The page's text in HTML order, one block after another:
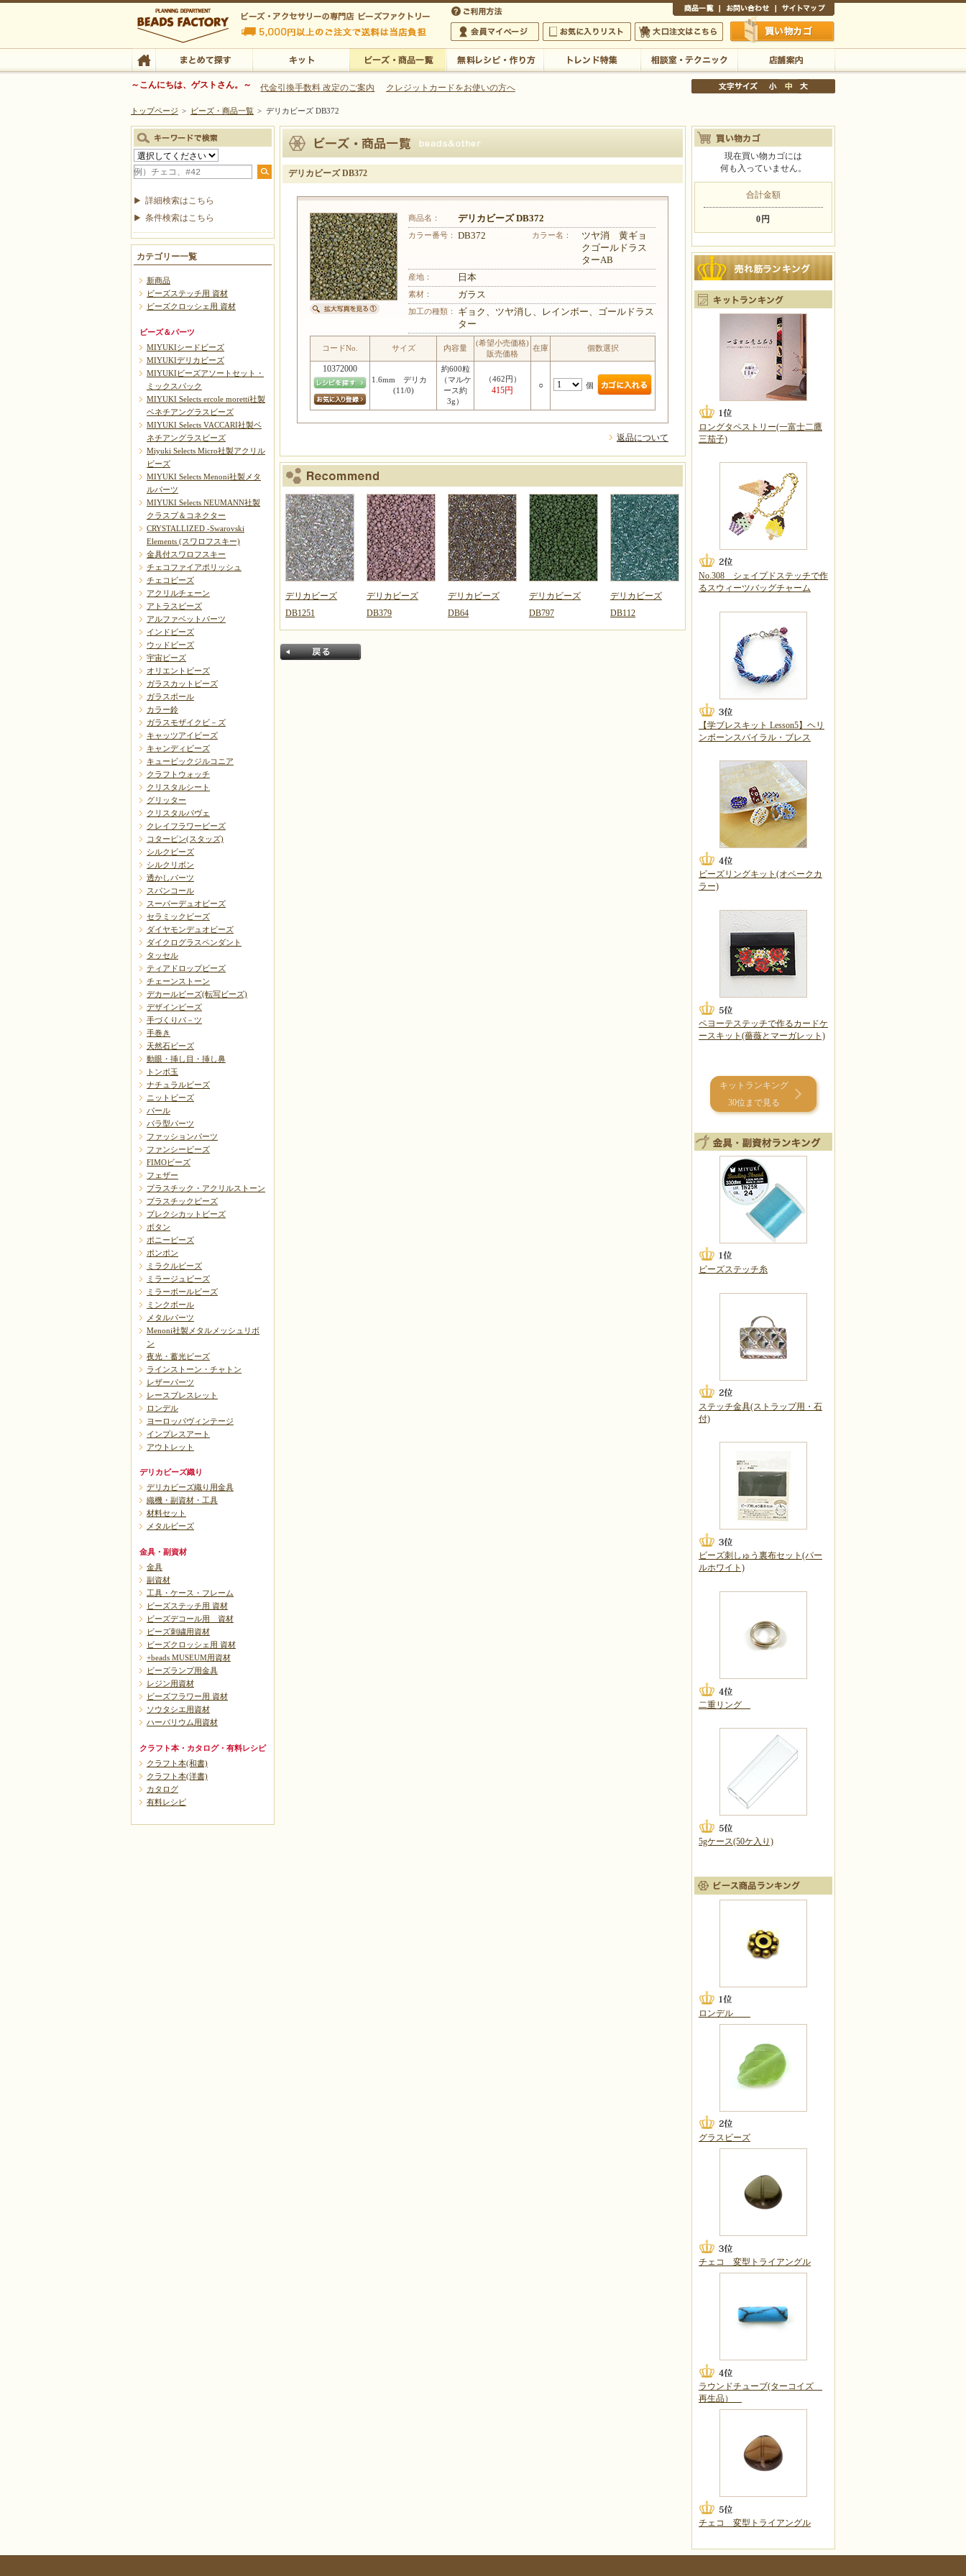
ビーズファクトリー ビーズ・パーツ・金具など・アクセサリーの専門店
ビーズ・アクセサリーの専門店 ビーズファクトリー 5,000円以上のご注文で送料は当店が負担いたします
ビーズ・アクセサリーの専門店 ビーズファクトリー 5,000円以上のご注文で送料は当店が負担いたします
会員マイページ
お気に入りリスト 大口注文はこちら 買い物かご
TOP まとめて探す 店舗案内
～こんにちは、ゲストさん。～ 代金引換手数料 改定のご案内 クレジットカードをお使いの方へ
トップページ > ビーズ・商品一覧 > デリカビーズ DB372
デリカビーズ DB372
商品名： デリカビーズ DB372
カラー番号： DB372 カラー名：
ツヤ消 黄ギョ
クゴールドラス
ターAB
産地： 日本
素材： ガラス
加工の種類：
ギョク、ツヤ消し、レインボー、ゴールドラス
ター
コードNo. サイズ 内容量
(希望小売価格)
販売価格
在庫 個数選択
10372000
1.6mm デリカ
(11/0)
約600粒
（マルケ
ース約
3g）
（462円）
415円 ○ 個
返品について
デリカビーズ
DB1251
デリカビーズ
DB379
デリカビーズ
DB64
デリカビーズ
DB797
デリカビーズ
DB112
詳細検索はこちら
条件検索はこちら
カテゴリー一覧
新商品
ビーズステッチ用 資材
ビーズクロッシェ用 資材
ビーズ＆パーツ
MIYUKIシードビーズ
MIYUKIデリカビーズ
MIYUKIビーズアソートセット・
ミックスパック
MIYUKI Selects ercole moretti社製
ベネチアングラスビーズ
MIYUKI Selects VACCARI社製ベ
ネチアングラスビーズ
Miyuki Selects Micro社製アクリル
ビーズ
MIYUKI Selects Menoni社製メタ
ルパーツ
MIYUKI Selects NEUMANN社製
クラスプ＆コネクター
CRYSTALLIZED -Swarovski
Elements (スワロフスキー)
金具付スワロフスキー
チェコファイアポリッシュ
チェコビーズ
アクリルチェーン
アトラスビーズ
アルファベットパーツ
インドビーズ
ウッドビーズ
宇宙ビーズ
オリエントビーズ
ガラスカットビーズ
ガラスボール
カラー鈴
ガラスモザイクビ－ズ
キャッツアイビーズ
キャンディビーズ
キュービックジルコニア
クラフトウォッチ
クリスタルシート
グリッター
クリスタルパヴェ
クレイフラワービーズ
コターピン(スタッズ)
シルクビーズ
シルクリボン
透かしパーツ
スパンコール
スーパーデュオビーズ
セラミックビーズ
ダイヤモンデュオビーズ
ダイクログラスペンダント
タッセル
ティアドロップビーズ
チェーンストーン
デカールビーズ(転写ビーズ)
デザインビーズ
手づくりパ－ツ
手巻き
天然石ビーズ
動眼・挿し目・挿し鼻
トンボ玉
ナチュラルビーズ
ニットビーズ
パール
バラ型パーツ
ファッションパーツ
ファンシービーズ
FIMOビーズ
フェザー
プラスチック・アクリルストーン
プラスチックビーズ
プレクシカットビーズ
ボタン
ポニービーズ
ポンポン
ミラクルビーズ
ミラージュビーズ
ミラーボールビーズ
ミンクボール
メタルパーツ
Menoni社製メタルメッシュリボ
ン
夜光・蓄光ビーズ
ラインストーン・チャトン
レザーパーツ
レースブレスレット
ロンデル
ヨーロッパヴィンテージ
インプレスアート
アウトレット
デリカビーズ織り
デリカビーズ織り用金具
織機・副資材・工具
材料セット
メタルビーズ
金具・副資材
金具
副資材
工具・ケース・フレーム
ビーズステッチ用 資材
ビーズデコール用 資材
ビーズ刺繍用資材
ビーズクロッシェ用 資材
+beads MUSEUM用資材
ビーズランプ用金具
レジン用資材
ビーズフラワー用 資材
ソウタシエ用資材
ハーバリウム用資材
クラフト本・カタログ・有料レシピ
クラフト本(和書)
クラフト本(洋書)
カタログ
有料レシピ
現在買い物カゴには
何も入っていません。
合計金額
0円
ロングタペストリー(一富士二鷹
三茄子)
No.308 シェイプドステッチで作
るスウィーツバッグチャーム
【学ブレスキット Lesson5】ヘリ
ンボーンスパイラル・ブレス
ビーズリングキット(オペークカ
ラー)
ペヨーテステッチで作るカードケ
ースキット(薔薇とマーガレット)
キットランキング
30位まで見る
ビーズステッチ糸
ステッチ金具(ストラップ用・石
付)
ビーズ刺しゅう裏布セット(パー
ルホワイト)
二重リング
5gケース(50ケ入り)
ロンデル
グラスビーズ
チェコ 変型トライアングル
ラウンドチューブ(ターコイズ
再生品）
チェコ 変型トライアングル